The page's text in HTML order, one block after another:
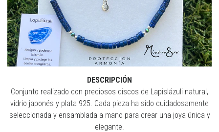
DESCRIPCIÓN
Conjunto realizado con preciosos discos de Lapislázuli natural,
vidrio japonés y plata 925. Cada pieza ha sido cuidadosamente
seleccionada y ensamblada a mano para crear una joya única y
elegante.